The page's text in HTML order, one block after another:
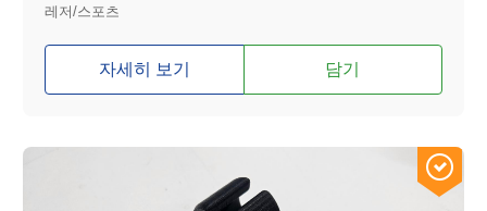
레저/스포츠
자세히 보기 담기